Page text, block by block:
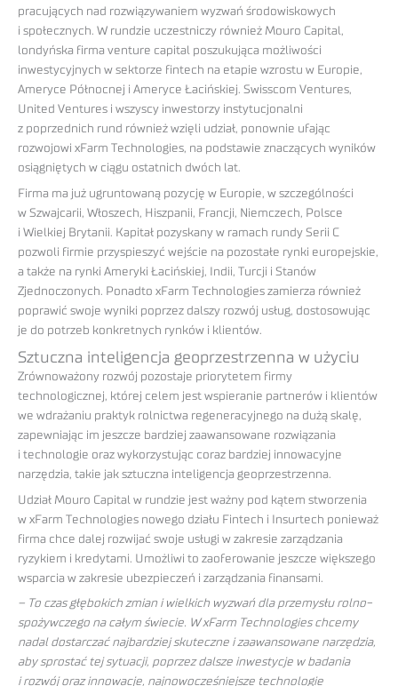
pracujących nad rozwiązywaniem wyzwań środowiskowych
i społecznych. W rundzie uczestniczy również Mouro Capital,
londyńska firma venture capital poszukująca możliwości
inwestycyjnych w sektorze fintech na etapie wzrostu w Europie,
Ameryce Północnej i Ameryce Łacińskiej. Swisscom Ventures,
United Ventures i wszyscy inwestorzy instytucjonalni
z poprzednich rund również wzięli udział, ponownie ufając
rozwojowi xFarm Technologies, na podstawie znaczących wyników
osiągniętych w ciągu ostatnich dwóch lat.
Firma ma już ugruntowaną pozycję w Europie, w szczególności
w Szwajcarii, Włoszech, Hiszpanii, Francji, Niemczech, Polsce
i Wielkiej Brytanii. Kapitał pozyskany w ramach rundy Serii C
pozwoli firmie przyspieszyć wejście na pozostałe rynki europejskie,
a także na rynki Ameryki Łacińskiej, Indii, Turcji i Stanów
Zjednoczonych. Ponadto xFarm Technologies zamierza również
poprawić swoje wyniki poprzez dalszy rozwój usług, dostosowując
je do potrzeb konkretnych rynków i klientów.
Sztuczna inteligencja geoprzestrzenna w użyciu
Zrównoważony rozwój pozostaje priorytetem firmy
technologicznej, której celem jest wspieranie partnerów i klientów
we wdrażaniu praktyk rolnictwa regeneracyjnego na dużą skalę,
zapewniając im jeszcze bardziej zaawansowane rozwiązania
i technologie oraz wykorzystując coraz bardziej innowacyjne
narzędzia, takie jak sztuczna inteligencja geoprzestrzenna.
Udział Mouro Capital w rundzie jest ważny pod kątem stworzenia
w xFarm Technologies nowego działu Fintech i Insurtech ponieważ
firma chce dalej rozwijać swoje usługi w zakresie zarządzania
ryzykiem i kredytami. Umożliwi to zaoferowanie jeszcze większego
wsparcia w zakresie ubezpieczeń i zarządzania finansami.
– To czas głębokich zmian i wielkich wyzwań dla przemysłu rolno-
spożywczego na całym świecie. W xFarm Technologies chcemy
nadal dostarczać najbardziej skuteczne i zaawansowane narzędzia,
aby sprostać tej sytuacji, poprzez dalsze inwestycje w badania
i rozwój oraz innowacje, najnowocześniejsze technologie